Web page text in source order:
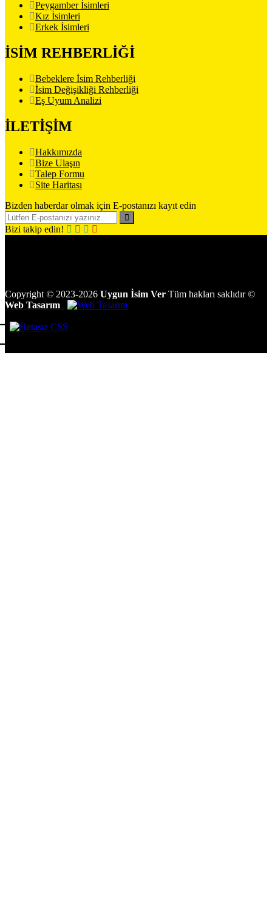
Peygamber İsimleri
Kız İsimleri
Erkek İsimleri
İSİM REHBERLİĞİ
Bebeklere İsim Rehberliği
İsim Değişikliği Rehberliği
Eş Uyum Analizi
İLETİŞİM
Hakkımızda
Bize Ulaşın
Talep Formu
Site Haritası
Bizden haberdar olmak için E-postanızı kayıt edin
Bizi takip edin!
Copyright © 2023-2026 Uygun İsim Ver Tüm hakları saklıdır ©
Web Tasarım